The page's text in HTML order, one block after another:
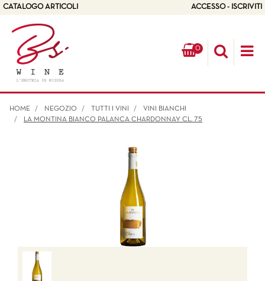
CATALOGO ARTICOLI ACCESSO - ISCRIVITI
0
HOME NEGOZIO TUTTI I VINI
VINI BIANCHI
LA MONTINA BIANCO PALANCA CHARDONNAY CL. 75